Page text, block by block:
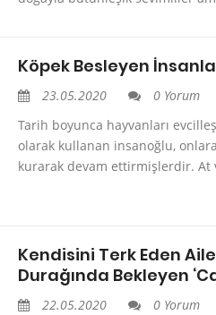
Köpek Besleyen
23.05.2020
0 Yorum
Tarih boyunca hayvanları
olarak kullanan insanoğlu,
kurarak devam ettirmişlerdir. At
Kendisini Terk Eden
Durağında Bekleyen
22.05.2020
0 Yorum